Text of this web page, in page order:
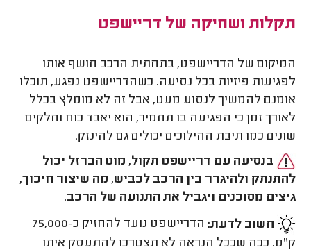
תקלות ושחיקה של דריישפט
המיקום של הדריישפט, בתחתית הרכב חושף אותו
לפגיעות פיזיות בכל נסיעה. כשהדריישפט נפגע, תוכלו
אומנם להמשיך לנסוע מעט, אבל זה לא מומלץ בכלל
לאורך זמן כי הפגיעה בו תחמיר, הוא יאבד כוח וחלקים
שונים כמו תיבת ההילוכים יכולים גם להינזק.
בנסיעה עם דריישפט תקול, מוט הברזל יכול
להתנתק ולהיגרר בין הרכב לכביש, מה שיצור חיכוך,
גיצים מסוכנים ויגביל את התנועה של הרכב.
חשוב לדעת:
הדריישפט נועד להחזיק כ-75,000
ק"מ. ככה שככל הנראה לא תצטרכו להתעסק איתו